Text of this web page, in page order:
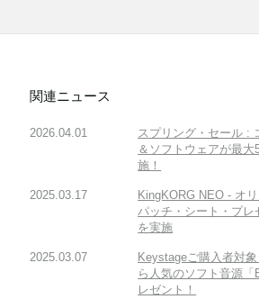
関連ニュース
2026.04.01
スプリング・セール :
＆ソフトウェアが最
施！
2025.03.17
KingKORG NEO - オ
パッチ・シート・プ
を実施
2025.03.07
Keystageご購入者対
ら人気のソフト音源
レゼント！